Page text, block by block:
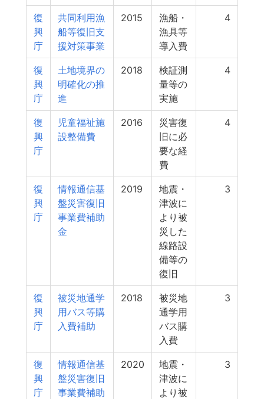
復
興
庁
共同利用漁
船等復旧支
援対策事業
2015
漁船・
漁具等
導入費
4
復
興
庁
土地境界の
明確化の推
進
2018
検証測
量等の
実施
4
復
興
庁
児童福祉施
設整備費
2016
災害復
旧に必
要な経
費
4
復
興
庁
情報通信基
盤災害復旧
事業費補助
金
2019
地震・
津波に
より被
災した
線路設
備等の
復旧
3
復
興
庁
被災地通学
用バス等購
入費補助
2018
被災地
通学用
バス購
入費
3
復
興
庁
情報通信基
盤災害復旧
事業費補助
2020
地震・
津波に
より被
3